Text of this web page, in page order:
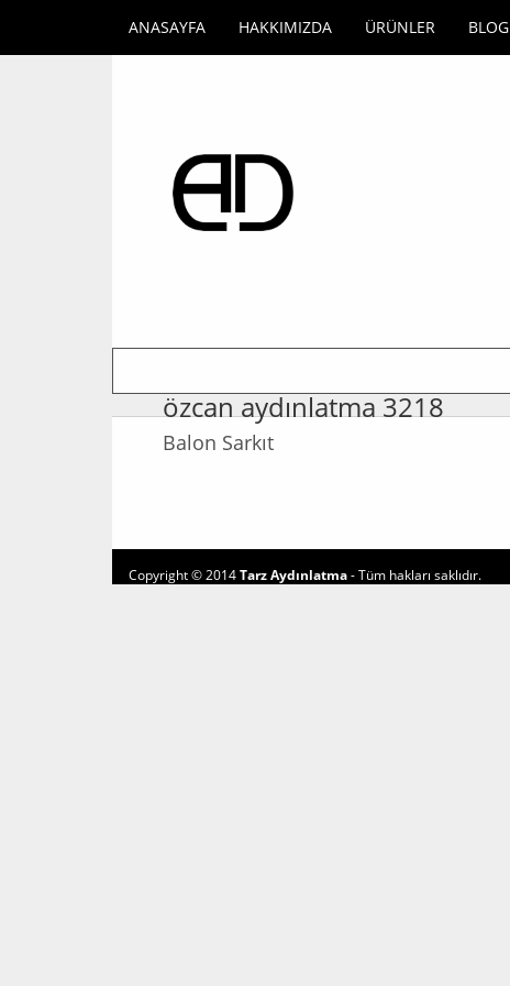
ANASAYFA HAKKIMIZDA ÜRÜNLER BLOG
özcan aydınlatma 3218
Balon Sarkıt
Copyright © 2014Tarz Aydınlatma- Tüm hakları saklıdır.